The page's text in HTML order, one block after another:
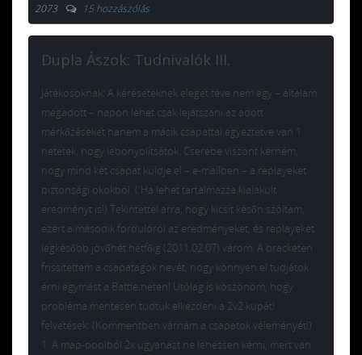
2073
15 hozzászólás
Dupla Ászok: Tudnivalók III.
Játékosoknak: A kéréseteknek eleget téve nem egy – általam
megadott – napon lehet csak lejátszani az adott
mérkőzéseket hanem a másik csapattal egyeztetve van 1
hetetek, hogy lebonyolítsátok. Cserébe viszont kérném,
hogy mind két csapat küldje el – e-mailben – a replayeket
biztonsági okokból. ( Ha lehet tartalmazza kialakult
eredményt is!) Tekintettel arra, hogy kicsit későn szóltam,
ezért a második fordulóról az eredményeket, és replayeket
legkésőbb jövőhét hétfőig (2011.02.07) várom. A bracketen
frissítettem a csapatagok nevét, hogy könnyen el tudjátok
érni egymást a Battle.neten! Utólag is köszönöm, hogy
probléma mentesen tudtuk elkezdeni a 2v2 kupát!
felvetések: (Kommentben várnám a csapatok véleményét!)
1. A map-poolból 2x ugyanazt ne lehessen kérni, mert van